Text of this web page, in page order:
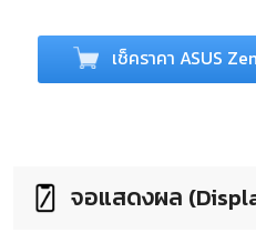
เช็คราคา ASUS
จอแสดงผล